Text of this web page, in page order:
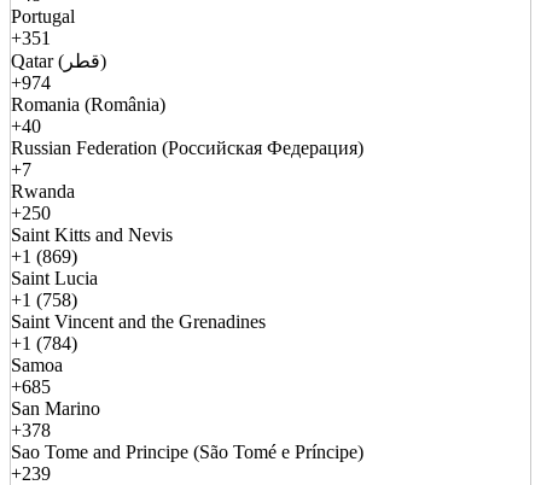
Portugal
+351
Qatar (قطر)
+974
Romania (România)
+40
Russian Federation (Российская Федерация)
+7
Rwanda
+250
Saint Kitts and Nevis
+1 (869)
Saint Lucia
+1 (758)
Saint Vincent and the Grenadines
+1 (784)
Samoa
+685
San Marino
+378
Sao Tome and Principe (São Tomé e Príncipe)
+239